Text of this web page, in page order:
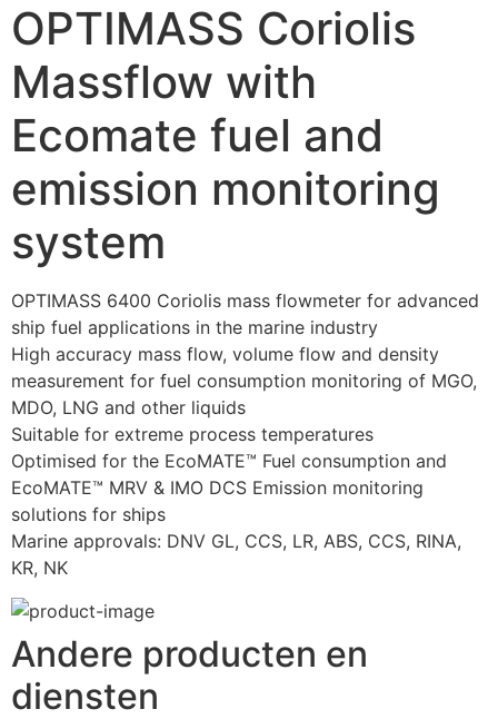
OPTIMASS Coriolis
Massflow with
Ecomate fuel and
emission monitoring
system
OPTIMASS 6400 Coriolis mass flowmeter for advanced
ship fuel applications in the marine industry
High accuracy mass flow, volume flow and density
measurement for fuel consumption monitoring of MGO,
MDO, LNG and other liquids
Suitable for extreme process temperatures
Optimised for the EcoMATE™ Fuel consumption and
EcoMATE™ MRV & IMO DCS Emission monitoring
solutions for ships
Marine approvals: DNV GL, CCS, LR, ABS, CCS, RINA,
KR, NK
Andere producten en
diensten